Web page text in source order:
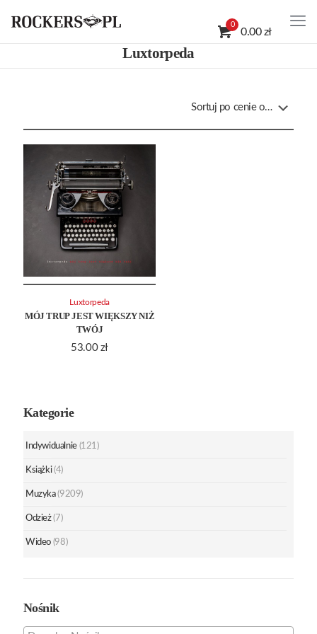
0
0.00 zł
Luxtorpeda
MÓJ TRUP JEST WIĘKSZY NIŻ
TWÓJ
53.00 zł
Luxtorpeda
Kategorie
Indywidualnie (121)
Książki (4)
Muzyka (9209)
Odzież (7)
Wideo (98)
Nośnik